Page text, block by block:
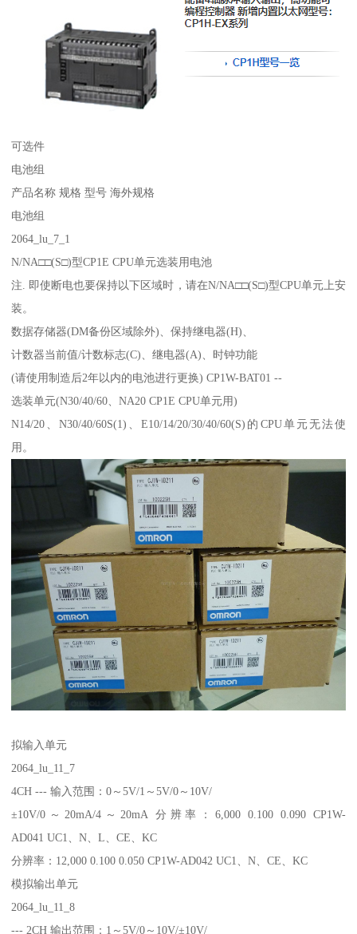
可选件
电池组
产品名称 规格 型号 海外规格
电池组
2064_lu_7_1
N/NA□□(S□)型CP1E CPU单元选装用电池
注. 即使断电也要保持以下区域时，请在N/NA□□(S□)型CPU单元上安
装。
数据存储器(DM备份区域除外)、保持继电器(H)、
计数器当前值/计数标志(C)、继电器(A)、时钟功能
(请使用制造后2年以内的电池进行更换) CP1W-BAT01 --
选装单元(N30/40/60、NA20 CP1E CPU单元用)
N14/20、N30/40/60S(1)、E10/14/20/30/40/60(S)的CPU单元无法使
用。
拟输入单元
2064_lu_11_7
4CH --- 输入范围：0～5V/1～5V/0～10V/
±10V/0～20mA/4～20mA 分辨率：6,000 0.100 0.090 CP1W-
AD041 UC1、N、L、CE、KC
分辨率：12,000 0.100 0.050 CP1W-AD042 UC1、N、CE、KC
模拟输出单元
2064_lu_11_8
--- 2CH 输出范围：1～5V/0～10V/±10V/